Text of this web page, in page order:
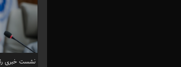
نشست خبری